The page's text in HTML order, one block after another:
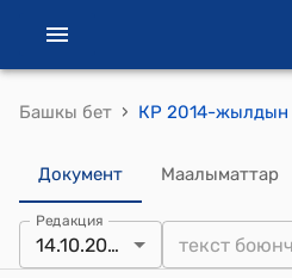
Башкы бет ›
Документ Маалыматтар
Редакция
14.10.2025